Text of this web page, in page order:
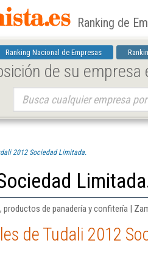
Ranking de
Ranking Nacional de Empresas
de su
2012 Sociedad Limitada.
productos de panadería y confitería |
de Tudali 2012